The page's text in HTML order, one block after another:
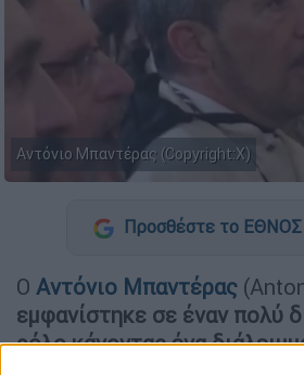
Αντόνιο Μπαντέρας (Copyright:X)
Προσθέστε το ΕΘΝΟΣ
Ο Αντόνιο Μπαντέρας
εμφανίστηκε σε έναν πολύ
ρόλο κάνοντας ένα